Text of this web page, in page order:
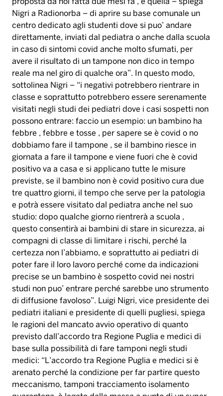
sottolinea Nigri – “i negativi potrebbero rientrare in
classe e soprattutto potrebbero essere serenamente
visitati negli studi dei pediatri dove i casi sospetti non
possono entrare: faccio un esempio: un bambino ha
febbre , febbre e tosse , per sapere se è covid o no
dobbiamo fare il tampone , se il bambino riesce in
giornata a fare il tampone e viene fuori che è covid
positivo va a casa e si applicano tutte le misure
previste, se il bambino non è covid positivo cura due
tre quattro giorni, il tempo che serve per la patologia
e potrà essere visitato dal pediatra anche nel suo
studio: dopo qualche giorno rientrerà a scuola ,
questo consentirà ai bambini di stare in sicurezza, ai
compagni di classe di limitare i rischi, perché la
certezza non l’abbiamo, e soprattutto ai pediatri di
poter fare il loro lavoro perché come da indicazioni
precise se un bambino è sospetto covid nei nostri
studi non puo’ entrare perché sarebbe uno strumento
di diffusione favoloso”. Luigi Nigri, vice presidente dei
pediatri italiani e presidente di quelli pugliesi, spiega
le ragioni del mancato avvio operativo di quanto
previsto dall’accordo tra Regione Puglia e medici di
base sulla possibilità di fare tamponi negli studi
medici: “L’accordo tra Regione Puglia e medici si è
arenato perché la condizione per far partire questo
meccanismo, tamponi tracciamento isolamento
quarantena, è legato dalla messa a punto di un super
software da parte della Regione, strumento che
ancora non c’è”. Si tratta di un programma
informatico – spiega Nigri a Radionorba – “dove il
medico si collega per richiedere il tampone, per
vedere i risultati, per registrare le misure prescrittive:
se la Regione non ci consegna questo software che è